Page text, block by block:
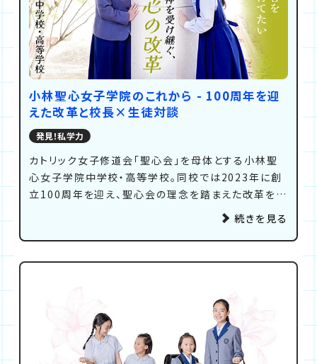
小林聖心女子学院のこれから - 100周年を迎
えた改革と校長×生徒対談
発見！私学力
カトリック女子修道会「聖心会」を母体とする小林聖
心女子学院中学校・高等学校。同校では2023年に創
立100周年を迎え、聖心会の理念を踏まえた改革を進
めつつあります。14代目校長に就任した大原眞実先
生と2名の生徒による対談から、深化する小林聖心女
子学院の姿を探ります。
続きを見る